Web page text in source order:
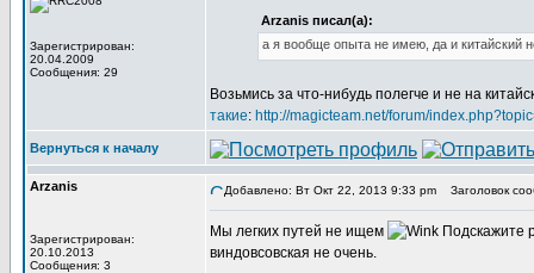
Зарегистрирован:
20.04.2009
Сообщения: 29
Arzanis писал(а):
а я вообще опыта не имею, да и китайский
Возьмись за что-нибудь полегче и не на
такие: http://magicteam.net/forum/
Вернуться к началу
Arzanis
Зарегистрирован:
20.10.2013
Сообщения: 3
Добавлено: Вт Окт 22, 2013 9:33 pm Заголовок
Мы легких путей не ищем
Подскажите
виндовсовская не очень.